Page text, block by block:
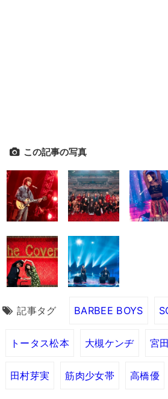
この記事の写真
記事タグ BARBEE BOYS
トータス松本 大槻ケンヂ 宮
田村芽実 筋肉少女帯 高橋優